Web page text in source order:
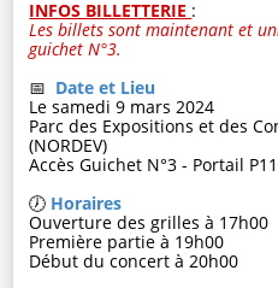
INFOS BILLETTERIE :
Les billets sont maintenant et
guichet N°3.
📅 Date et Lieu
Le samedi 9 mars 2024
Parc des Expositions et des
(NORDEV)
Accès Guichet N°3 - Portail P11
🕖 Horaires
Ouverture des grilles à 17h00
Première partie à 19h00
Début du concert à 20h00